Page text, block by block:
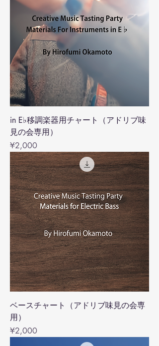
in E♭移調楽器用チャート（アドリブ味
見の会専用）
Price
¥2,000
ベースチャート（アドリブ味見の会専
用）
Price
¥2,000